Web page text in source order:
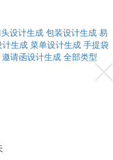
头设计生成 包装设计生成 易
计生成 菜单设计生成 手提袋
邀请函设计生成 全部类型